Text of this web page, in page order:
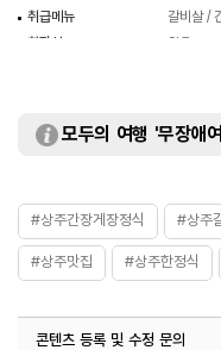
취급메뉴
갈비살 /
화장실
있음
모두의 여행 '무장애
#상주간장게장정식 #상주
#상주맛집 #상주한정식
콘텐츠 등록 및 수정 문의